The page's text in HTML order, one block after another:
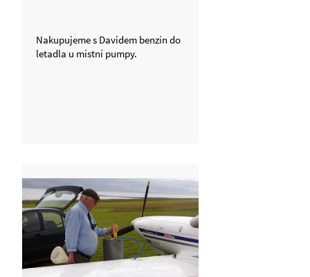
Nakupujeme s Davidem benzín do
letadla u místní pumpy.